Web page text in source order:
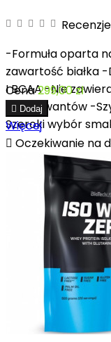
-Formuła oparta
zawartość białka
I BCAA -Nie
konserwantów -
Szeroki wybór
Cena299,00 zł
 Dodaj
Więcej
 Oczekiwanie na